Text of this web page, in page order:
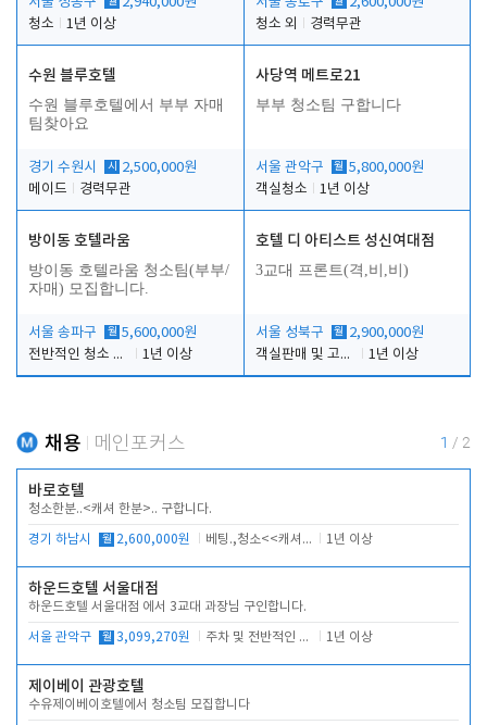
청소
1년 이상
청소 외
경력무관
수원 블루호텔
수원 블루호텔에서 부부 자매
팀찾아요
경기 수원시 시
2,500,000원
메이드
경력무관
사당역 메트로21
부부 청소팀 구합니다
서울 관악구 월 5,800,000원
객실청소
1년 이상
방이동 호텔라움
방이동 호텔라움 청소팀(부부/
자매) 모집합니다.
서울 송파구 월 5,600,000원
전반적인 청소 업무(객실청소.객실정리)
1년 이상
호텔 디 아티스트 성신여대점
3교대 프론트(격,비,비)
서울 성북구 월 2,900,000원
객실판매 및 고객응대
1년 이상
채용 메인포커스 1 / 2
바로호텔
청소한분..<캐셔 한분>.. 구합니다.
경기 하남시 월 2,600,000원 베팅.,청소<<캐셔 모셔봅니다. 1년 이상
하운드호텔 서울대점
하운드호텔 서울대점 에서 3교대 과장님 구인합니다.
서울 관악구 월 3,099,270원 주차 및 전반적인 당번업무 1년 이상
제이베이 관광호텔
수유제이베이호텔에서 청소팀 모집합니다